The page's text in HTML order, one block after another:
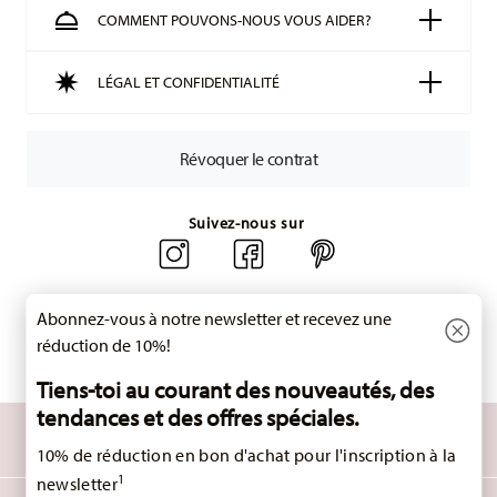
Suivi :
Vous recevrez un code de suivi par e-mail dès que
Délai de livraison en France : 5-7 jours ouvrables pour les
articles en stock. Vous pouvez consulter les délais de
Pour les retours, veuillez utiliser notre
COMMENT POUVONS-NOUS VOUS AIDER?
LÉGAL ET CONFIDENTIALITÉ
Révoquer le contrat
Suivez-nous sur
DÉCOUVREZ TOUTES NOS MARQUES
Beauté et fonctionnalité pour votre maison
Abonnez-vous à notre newsletter et recevez une
réduction de 10%!
Tiens-toi au courant des nouveautés, des
tendances et des offres spéciales.
10% de réduction en bon d'achat pour l'inscription à la
newsletter1